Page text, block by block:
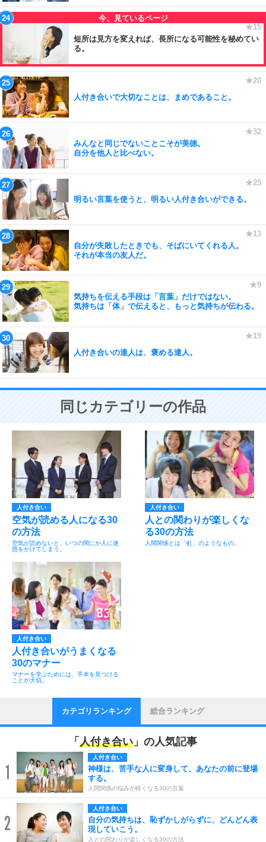
短所は見方を変えれば、長所になる可能性を秘めてい
る。
人付き合いで大切なことは、まめであること。
みんなと同じでないことこそが美徳。
自分を他人と比べない。
明るい言葉を使うと、明るい人付き合いができる。
自分が失敗したときでも、そばにいてくれる人。
それが本当の友人だ。
気持ちを伝える手段は「言葉」だけではない。
気持ちは「体」で伝えると、もっと気持ちが伝わる。
人付き合いの達人は、褒める達人。
同じカテゴリーの作品
人付き合い
空気が読める人になる30
の方法
空気が読めないと、いつの間にか人に迷
惑をかけてしまう。
人付き合い
人との関わりが楽しくな
る30の方法
人間関係とは「虹」のようなもの。
人付き合い
人付き合いがうまくなる
30のマナー
マナーを学ぶためには、手本を見つける
ことが大切。
カテゴリランキング 総合ランキング
「 人付き合い 」の人気記事
1
人付き合い
神様は、苦手な人に変身して、あなたの前に登場
する。
人間関係の悩みが軽くなる30の言葉
2
人付き合い
自分の気持ちは、恥ずかしがらずに、どんどん表
現していこう。
人との関わりが楽しくなる30の方法